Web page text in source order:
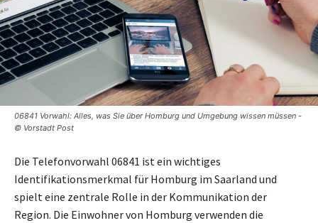
06841 Vorwahl: Alles, was Sie über Homburg und Umgebung wissen müssen -
© Vorstadt Post
Die Telefonvorwahl 06841 ist ein wichtiges
Identifikationsmerkmal für Homburg im Saarland und
spielt eine zentrale Rolle in der Kommunikation der
Region. Die Einwohner von Homburg verwenden die